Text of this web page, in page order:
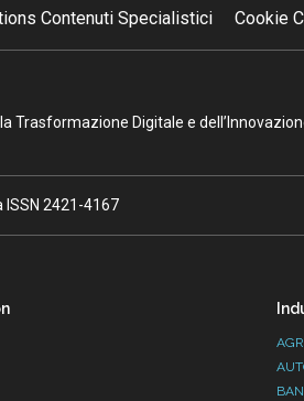
Contenuti Specialistici Cookie
Digitale e
2421-4167